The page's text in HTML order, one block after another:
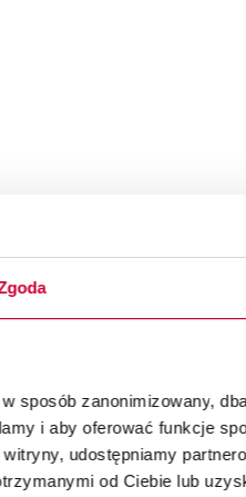
sposób zanonimizowany,
i aby oferować funkcje
udostępniamy
od Ciebie lub